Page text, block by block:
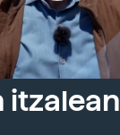
itzalean